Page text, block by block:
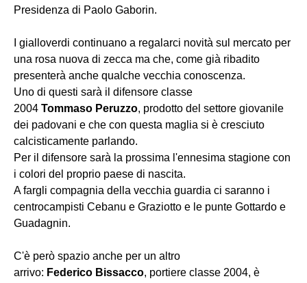
Presidenza di Paolo Gaborin.
I gialloverdi continuano a regalarci novità sul mercato per
una rosa nuova di zecca ma che, come già ribadito
presenterà anche qualche vecchia conoscenza.
Uno di questi sarà il difensore classe
2004 Tommaso Peruzzo, prodotto del settore giovanile
dei padovani e che con questa maglia si è cresciuto
calcisticamente parlando.
Per il difensore sarà la prossima l'ennesima stagione con
i colori del proprio paese di nascita.
A fargli compagnia della vecchia guardia ci saranno i
centrocampisti Cebanu e Graziotto e le punte Gottardo e
Guadagnin.
C'è però spazio anche per un altro
arrivo: Federico Bissacco, portiere classe 2004, è